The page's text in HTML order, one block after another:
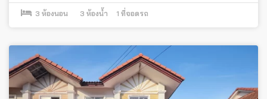
3 ห้องนอน 3 ห้องน้ำ 1 ที่จอดรถ